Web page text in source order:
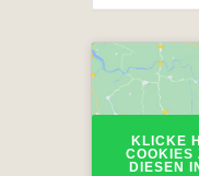
KLICKE
COOKIES
DIESEN